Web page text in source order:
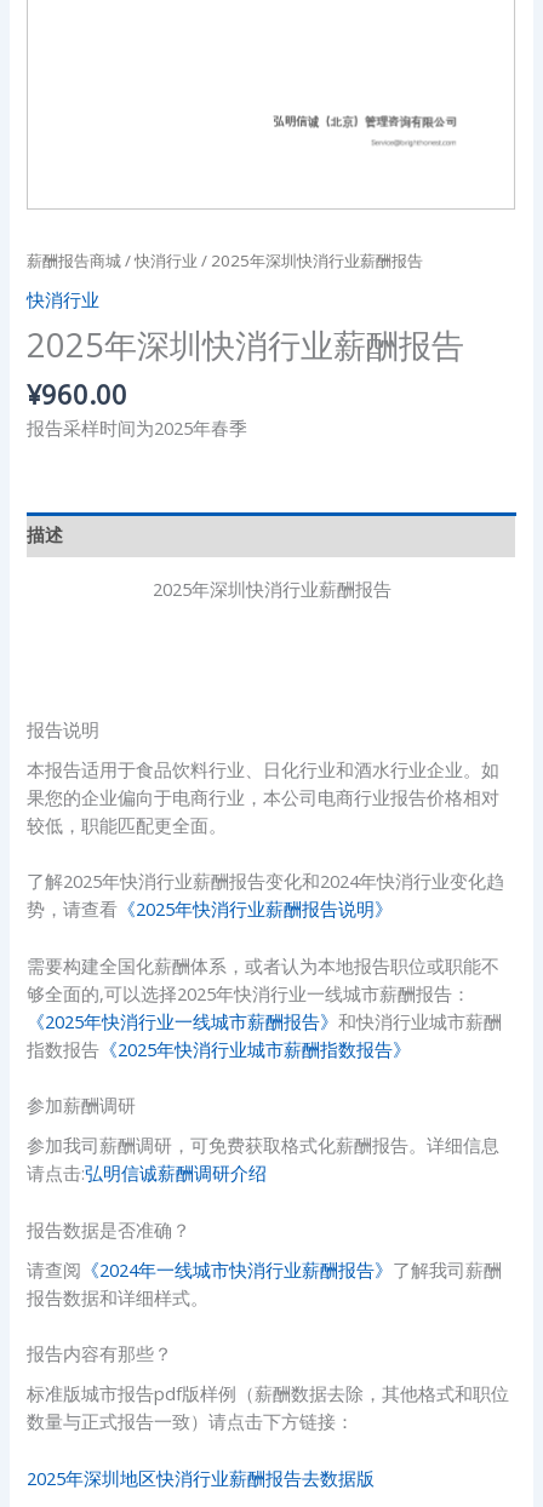
薪酬报告商城/快消行业 / 2025年深圳快消行业薪酬报告
快消行业
2025年深圳快消行业薪酬报告
¥960.00
报告采样时间为2025年春季
描述
2025年深圳快消行业薪酬报告
报告说明
本报告适用于食品饮料行业、日化行业和酒水行业企业。如
果您的企业偏向于电商行业，本公司电商行业报告价格相对
较低，职能匹配更全面。
了解2025年快消行业薪酬报告变化和2024年快消行业变化趋
势，请查看 《2025年快消行业薪酬报告说明》
需要构建全国化薪酬体系，或者认为本地报告职位或职能不
够全面的,可以选择2025年快消行业一线城市薪酬报告：
《2025年快消行业一线城市薪酬报告》和快消行业城市薪酬
指数报告 《2025年快消行业城市薪酬指数报告》
参加薪酬调研
参加我司薪酬调研，可免费获取格式化薪酬报告。详细信息
请点击:弘明信诚薪酬调研介绍
报告数据是否准确？
请查阅 《2024年一线城市快消行业薪酬报告》 了解我司薪酬
报告数据和详细样式。
报告内容有那些？
标准版城市报告pdf版样例（薪酬数据去除，其他格式和职位
数量与正式报告一致）请点击下方链接：
2025年深圳地区快消行业薪酬报告去数据版